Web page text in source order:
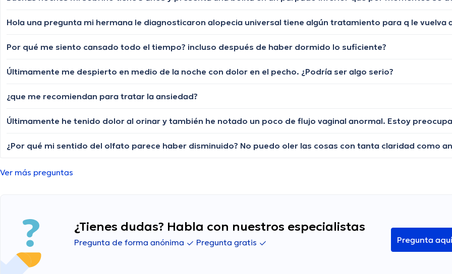
Por qué me siento cansado todo el tiempo? incluso después de haber dormido lo suficiente?
Últimamente me despierto en medio de la noche con dolor en el pecho. ¿Podría ser algo serio?
¿que me recomiendan para tratar la ansiedad?
Ver más preguntas
¿Tienes dudas? Habla con nuestros especialistas
Pregunta de forma anónima Pregunta gratis Pregunta aquí